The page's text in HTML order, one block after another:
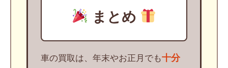
まとめ
車の買取は、年末やお正月でも十分